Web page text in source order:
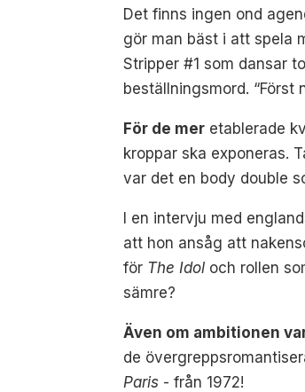
Det finns ingen ond
gör man bäst i att spela
Stripper #1 som dansar
beställningsmord.
För de mer etablerade
kroppar ska exponeras.
var det en body double
I en intervju med
att hon ansåg att
för The Idol och rollen
sämre?
Även om ambitionen
de
Paris - från 1972!